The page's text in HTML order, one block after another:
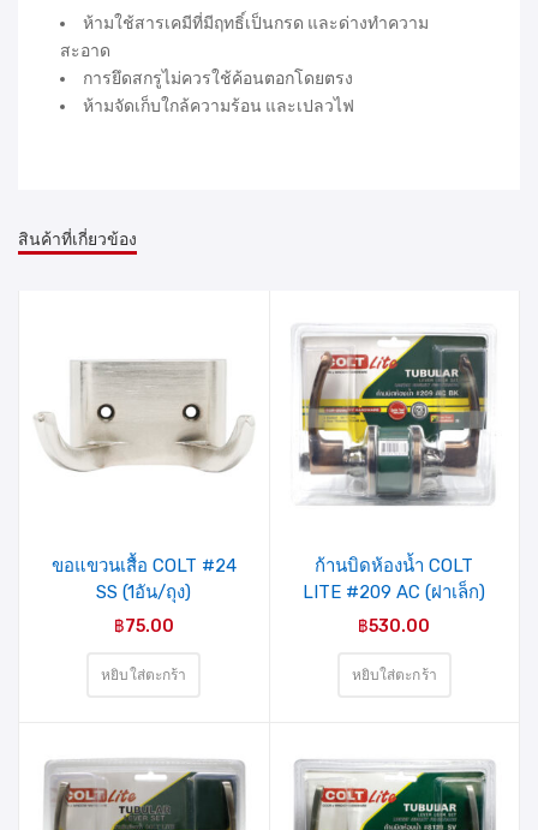
ห้ามใช้สารเคมีที่มีฤทธิ์เป็นกรด และด่างทำความ
สะอาด
การยึดสกรูไม่ควรใช้ค้อนตอกโดยตรง
ห้ามจัดเก็บใกล้ความร้อน และเปลวไฟ
สินค้าที่เกี่ยวข้อง
ขอแขวนเสื้อ COLT #24
SS (1อัน/ถุง)
฿75.00
หยิบใส่ตะกร้า
รายการ
สินค้าที่
ชอบ
ก้านบิดห้องน้ำ COLT
LITE #209 AC (ฝาเล็ก)
รุ่นแผง
฿530.00
หยิบใส่ตะกร้า